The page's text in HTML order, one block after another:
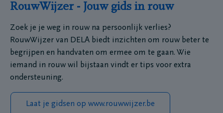
RouwWijzer - Jouw gids in rouw
Zoek je je weg in rouw na persoonlijk verlies?
RouwWijzer van DELA biedt inzichten om rouw beter te
begrijpen en handvaten om ermee om te gaan. Wie
iemand in rouw wil bijstaan vindt er tips voor extra
ondersteuning.
Laat je gidsen op www.rouwwijzer.be